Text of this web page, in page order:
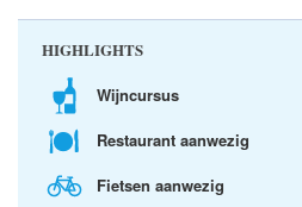
HIGHLIGHTS
Wijncursus
Restaurant aanwezig
Fietsen aanwezig